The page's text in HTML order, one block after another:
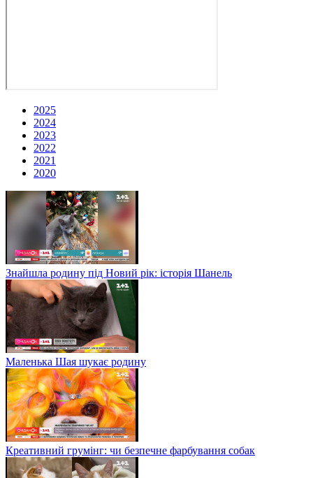
2025
2024
2023
2022
2021
2020
Знайшла родину під Новий рік: історія Шанель
Маленька Шая шукає родину
Креативний грумінг: чи безпечне фарбування собак